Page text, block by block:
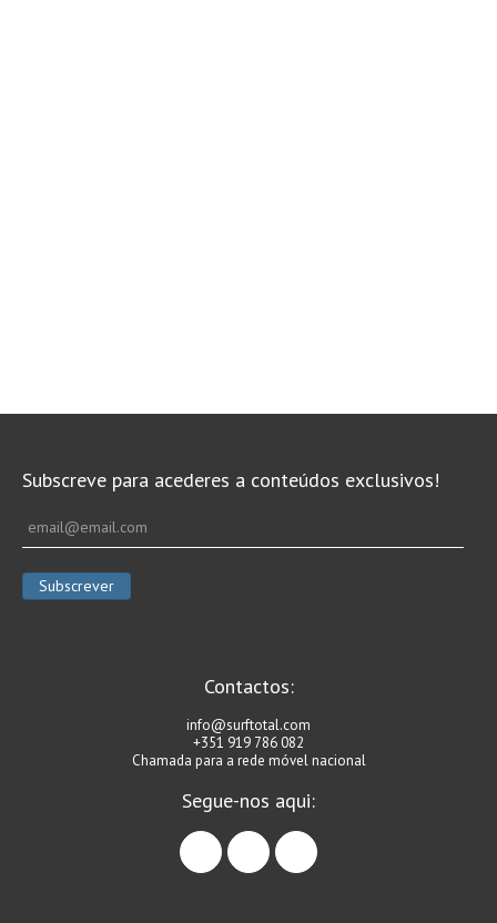
Subscreve para acederes a conteúdos exclusivos!
Contactos:
info@surftotal.com
+351 919 786 082
Chamada para a rede móvel nacional
Segue-nos aqui:
facebookinstagramlinkedin